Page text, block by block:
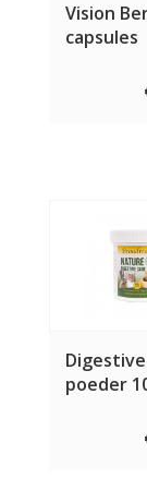
Vision
capsules
poeder